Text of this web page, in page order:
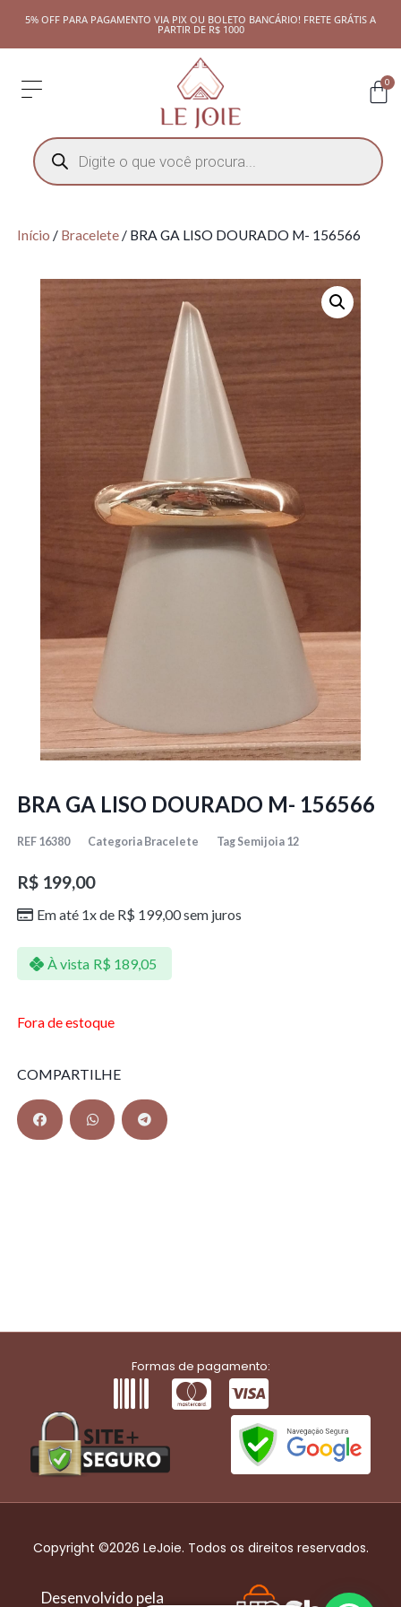
5% OFF PARA PAGAMENTO VIA PIX OU BOLETO BANCÁRIO! FRETE GRÁTIS A
PARTIR DE R$ 1000
0
Início / Bracelete/ BRA GA LISO DOURADO M- 156566
BRA GA LISO DOURADO M- 156566
REF 16380 Categoria Bracelete Tag Semijoia 12
R$199,00
Em até 1x de R$ 199,00sem juros
À vista R$ 189,05
Fora de estoque
COMPARTILHE
Formas de pagamento:
Copyright ©2026 LeJoie. Todos os direitos reservados.
Desenvolvido pela